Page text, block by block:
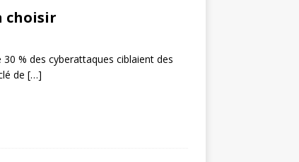
choisir
% des cyberattaques ciblaient des
de […]